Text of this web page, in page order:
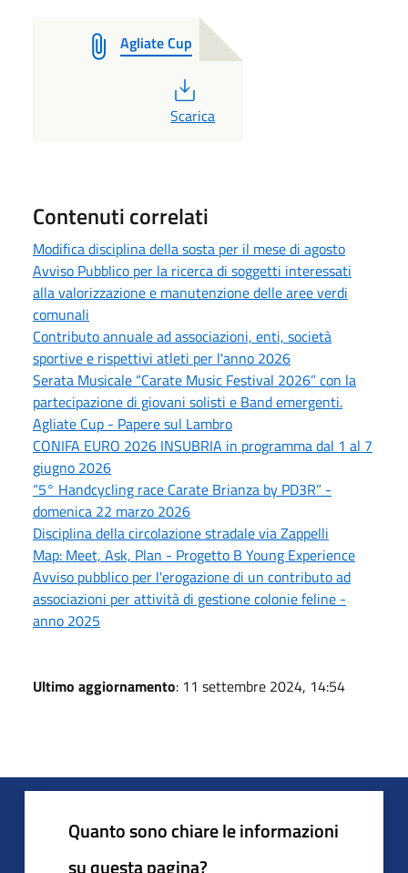
Agliate Cup
PDF
Scarica
Contenuti correlati
Modifica disciplina della sosta per il mese di agosto
Avviso Pubblico per la ricerca di soggetti interessati
alla valorizzazione e manutenzione delle aree verdi
comunali
Contributo annuale ad associazioni, enti, società
sportive e rispettivi atleti per l'anno 2026
Serata Musicale “Carate Music Festival 2026” con la
partecipazione di giovani solisti e Band emergenti.
Agliate Cup - Papere sul Lambro
CONIFA EURO 2026 INSUBRIA in programma dal 1 al 7
giugno 2026
“5° Handcycling race Carate Brianza by PD3R” -
domenica 22 marzo 2026
Disciplina della circolazione stradale via Zappelli
Map: Meet, Ask, Plan - Progetto B Young Experience
Avviso pubblico per l'erogazione di un contributo ad
associazioni per attività di gestione colonie feline -
anno 2025
Ultimo aggiornamento: 11 settembre 2024, 14:54
Quanto sono chiare le informazioni
su questa pagina?